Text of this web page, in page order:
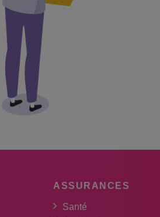
ASSURANCES
Santé